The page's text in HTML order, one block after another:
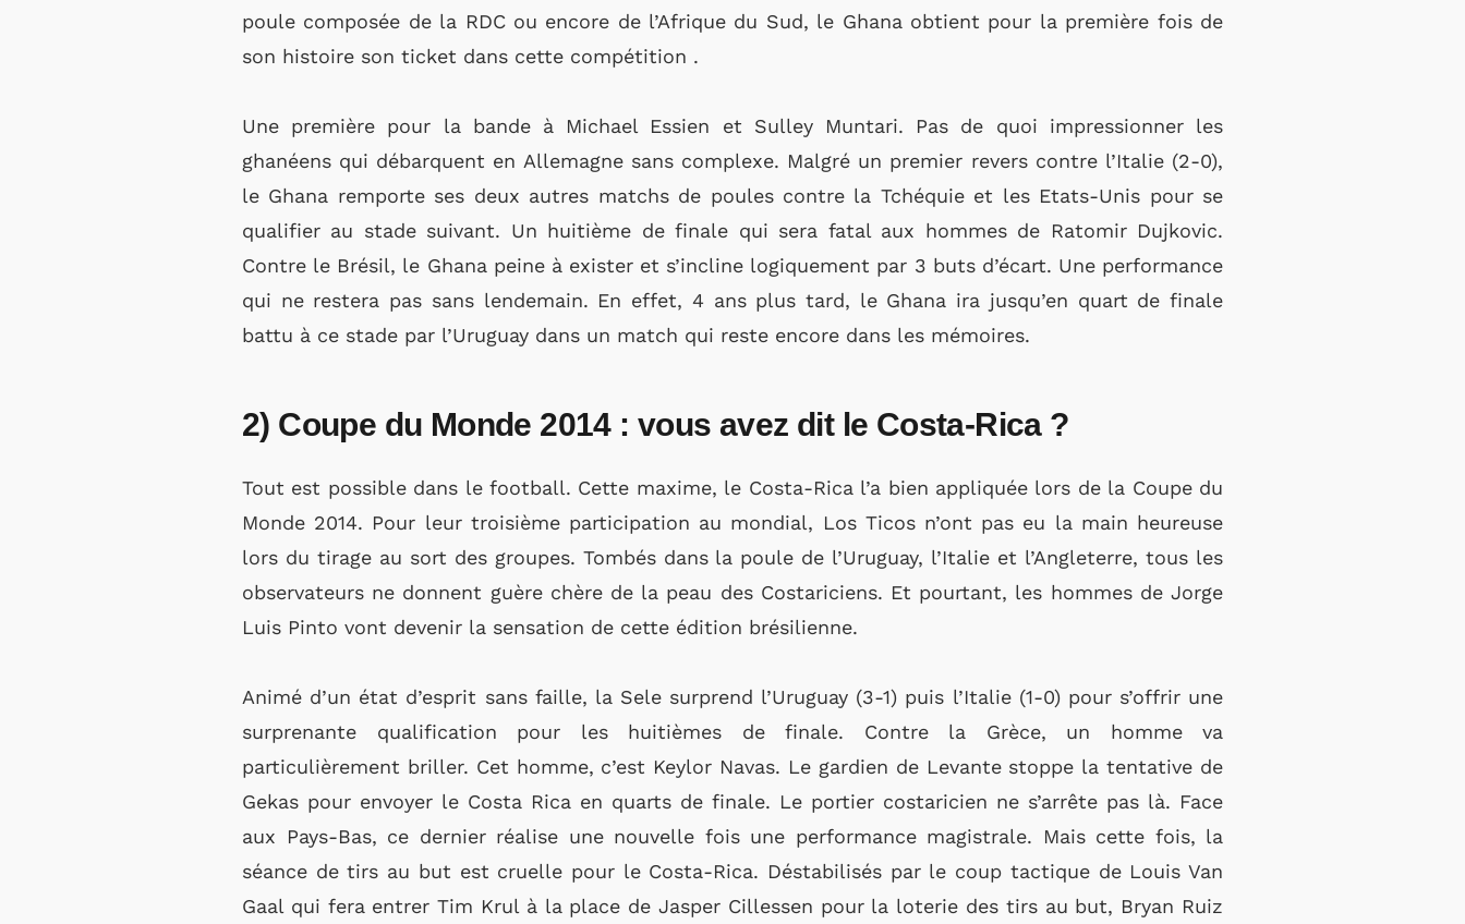
poule composée de la RDC ou encore de l’Afrique du Sud, le Ghana obtient pour la première fois de
son histoire son ticket dans cette compétition .
Une première pour la bande à Michael Essien et Sulley Muntari. Pas de quoi impressionner les
ghanéens qui débarquent en Allemagne sans complexe. Malgré un premier revers contre l’Italie (2-0),
le Ghana remporte ses deux autres matchs de poules contre la Tchéquie et les Etats-Unis pour se
qualifier au stade suivant. Un huitième de finale qui sera fatal aux hommes de Ratomir Dujkovic.
Contre le Brésil, le Ghana peine à exister et s’incline logiquement par 3 buts d’écart. Une performance
qui ne restera pas sans lendemain. En effet, 4 ans plus tard, le Ghana ira jusqu’en quart de finale
battu à ce stade par l’Uruguay dans un match qui reste encore dans les mémoires.
2) Coupe du Monde 2014 : vous avez dit le Costa-Rica ?
Tout est possible dans le football. Cette maxime, le Costa-Rica l’a bien appliquée lors de la Coupe du
Monde 2014. Pour leur troisième participation au mondial, Los Ticos n’ont pas eu la main heureuse
lors du tirage au sort des groupes. Tombés dans la poule de l’Uruguay, l’Italie et l’Angleterre, tous les
observateurs ne donnent guère chère de la peau des Costariciens. Et pourtant, les hommes de Jorge
Luis Pinto vont devenir la sensation de cette édition brésilienne.
Animé d’un état d’esprit sans faille, la Sele surprend l’Uruguay (3-1) puis l’Italie (1-0) pour s’offrir une
surprenante qualification pour les huitièmes de finale. Contre la Grèce, un homme va
particulièrement briller. Cet homme, c’est Keylor Navas. Le gardien de Levante stoppe la tentative de
Gekas pour envoyer le Costa Rica en quarts de finale. Le portier costaricien ne s’arrête pas là. Face
aux Pays-Bas, ce dernier réalise une nouvelle fois une performance magistrale. Mais cette fois, la
séance de tirs au but est cruelle pour le Costa-Rica. Déstabilisés par le coup tactique de Louis Van
Gaal qui fera entrer Tim Krul à la place de Jasper Cillessen pour la loterie des tirs au but, Bryan Ruiz